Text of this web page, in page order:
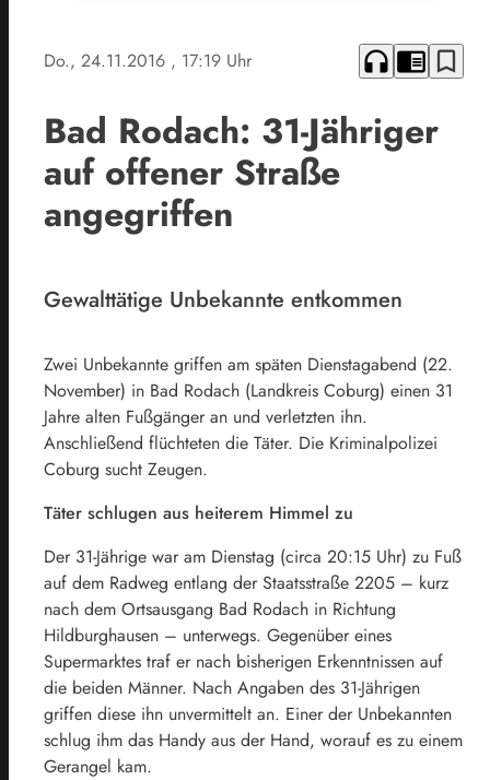
Do., 24.11.2016 , 17:19 Uhr headphones chrome_reader_mode bookmark_border
Bad Rodach: 31-Jähriger
auf offener Straße
angegriffen
Gewalttätige Unbekannte entkommen
Zwei Unbekannte griffen am späten Dienstagabend (22.
November) in Bad Rodach (Landkreis Coburg) einen 31
Jahre alten Fußgänger an und verletzten ihn.
Anschließend flüchteten die Täter. Die Kriminalpolizei
Coburg sucht Zeugen.
Täter schlugen aus heiterem Himmel zu
Der 31-Jährige war am Dienstag (circa 20:15 Uhr) zu Fuß
auf dem Radweg entlang der Staatsstraße 2205 – kurz
nach dem Ortsausgang Bad Rodach in Richtung
Hildburghausen – unterwegs. Gegenüber eines
Supermarktes traf er nach bisherigen Erkenntnissen auf
die beiden Männer. Nach Angaben des 31-Jährigen
griffen diese ihn unvermittelt an. Einer der Unbekannten
schlug ihm das Handy aus der Hand, worauf es zu einem
Gerangel kam.